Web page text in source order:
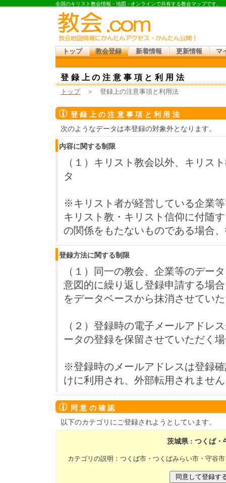
全国のキリスト教会情報・地図 - オンラインで共有する教会マップです。
トップ 教会登録 新着情報 更新情報 マ
登録上の注意事項と利用法
トップ ＞ 登録上の注意事項と利用法
登録上の注意事項と利用法
次のようなデータは本登録の対象外となります。
内容に関する制限
（１）キリスト教会以外、キリス
タ
※キリスト者が経営している企業
キリスト教・キリスト信仰に付随
の関係をもたないものである場合
登録方法に関する制限
（１）同一の教会、企業等のデー
意図的に繰り返し登録申請する場
をデータベースから抹消させてい
（２）登録時の電子メールアドレ
ータの登録を保留させていただく
※登録時のメールアドレスは登録
けに利用され、外部転用されませ
同意の確認
以下のカテゴリにご登録されようとしています。
茨城県 : つくば・
カテゴリの説明：つくば市・つくばみらい市・守谷